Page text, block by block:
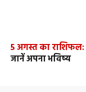
5 अगस्त का राशिफल:
जानें अपना भविष्य